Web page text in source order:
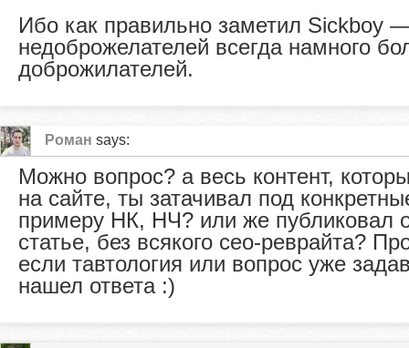
Ибо как правильно заметил Sickboy
недоброжелателей всегда намного
доброжилателей.
Роман says:
Можно вопрос? а весь контент,
на сайте, ты затачивал под
примеру НК, НЧ? или же публиковал
статье, без всякого сео-реврайта?
если тавтология или вопрос уже
нашел ответа :)